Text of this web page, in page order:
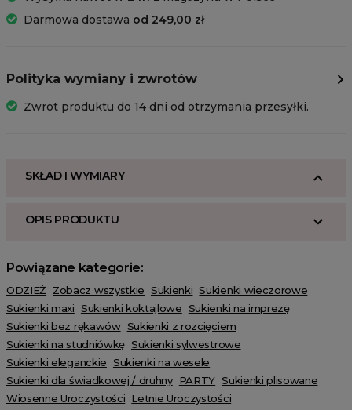
Darmowa dostawa od 249,00 zł
Polityka wymiany i zwrotów
Zwrot produktu do 14 dni od otrzymania przesyłki.
SKŁAD I WYMIARY
OPIS PRODUKTU
Powiązane kategorie:
ODZIEŻ Zobacz wszystkie Sukienki Sukienki wieczorowe
Sukienki maxi Sukienki koktajlowe Sukienki na imprezę
Sukienki bez rękawów Sukienki z rozcięciem
Sukienki na studniówkę Sukienki sylwestrowe
Sukienki eleganckie Sukienki na wesele
Sukienki dla świadkowej / druhny PARTY Sukienki plisowane
Wiosenne Uroczystości Letnie Uroczystości